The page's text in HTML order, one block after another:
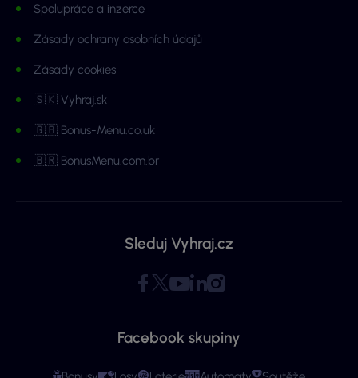
Spolupráce a inzerce
Zásady ochrany osobních údajů
Zásady cookies
🇸🇰 Vyhraj.sk
🇬🇧 Bonus-Menu.co.uk
🇧🇷 BonusMenu.com.br
Sleduj Vyhraj.cz
Facebook skupiny